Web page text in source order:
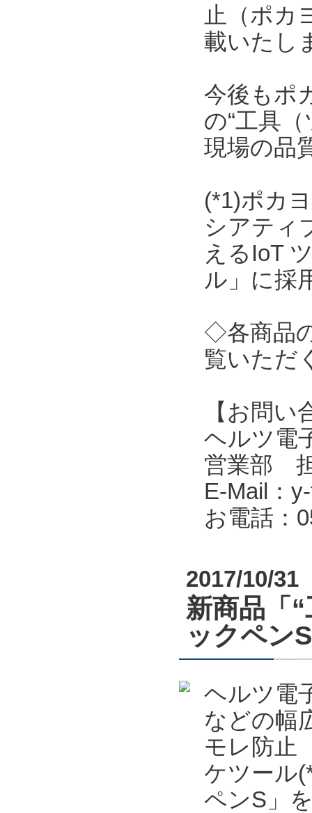
止（ポカ
載いたし
今後もポ
の“工具
現場の品
(*1)ポカ
シアティ
えるIoT
ル」に採
◇各商品
覧いただ
【お問い
ヘルツ電
営業部
E-Mail：
お電話：
2017/10/31
新商品「
ックペン
ヘルツ電
などの幅
モレ防止
ケツール
ペンS」